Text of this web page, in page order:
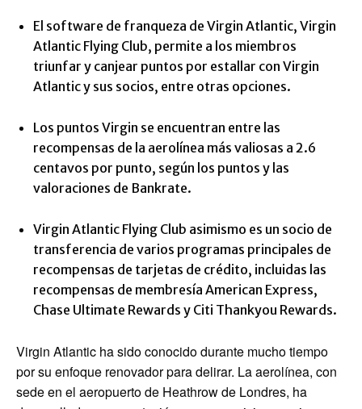
El software de franqueza de Virgin Atlantic, Virgin
Atlantic Flying Club, permite a los miembros
triunfar y canjear puntos por estallar con Virgin
Atlantic y sus socios, entre otras opciones.
Los puntos Virgin se encuentran entre las
recompensas de la aerolínea más valiosas a 2.6
centavos por punto, según los puntos y las
valoraciones de Bankrate.
Virgin Atlantic Flying Club asimismo es un socio de
transferencia de varios programas principales de
recompensas de tarjetas de crédito, incluidas las
recompensas de membresía American Express,
Chase Ultimate Rewards y Citi Thankyou Rewards.
Virgin Atlantic ha sido conocido durante mucho tiempo
por su enfoque renovador para delirar. La aerolínea, con
sede en el aeropuerto de Heathrow de Londres, ha